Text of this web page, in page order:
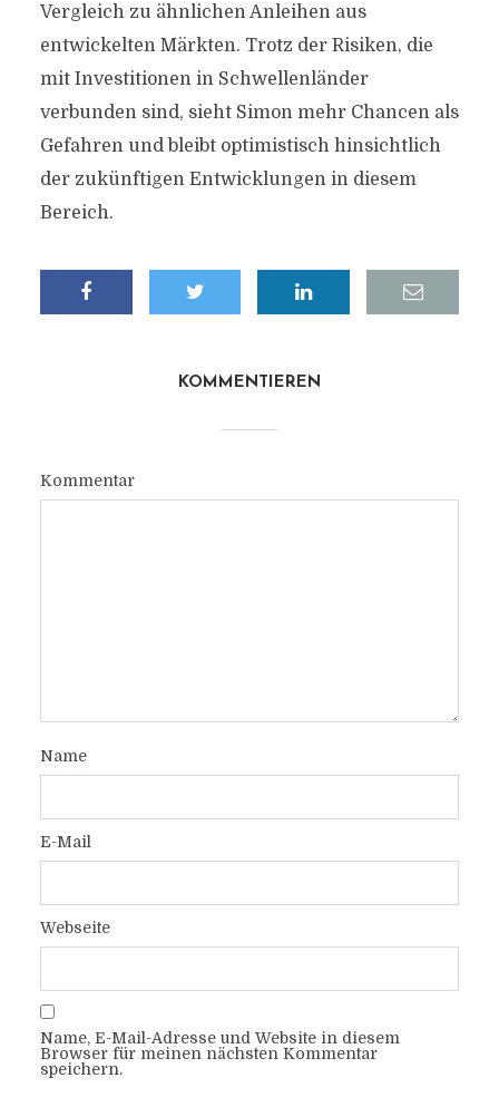
Vergleich zu ähnlichen Anleihen aus
entwickelten Märkten. Trotz der Risiken, die
mit Investitionen in Schwellenländer
verbunden sind, sieht Simon mehr Chancen als
Gefahren und bleibt optimistisch hinsichtlich
der zukünftigen Entwicklungen in diesem
Bereich.
KOMMENTIEREN
Kommentar
Name
E-Mail
Webseite
Name, E-Mail-Adresse und Website in diesem
Browser für meinen nächsten Kommentar
speichern.